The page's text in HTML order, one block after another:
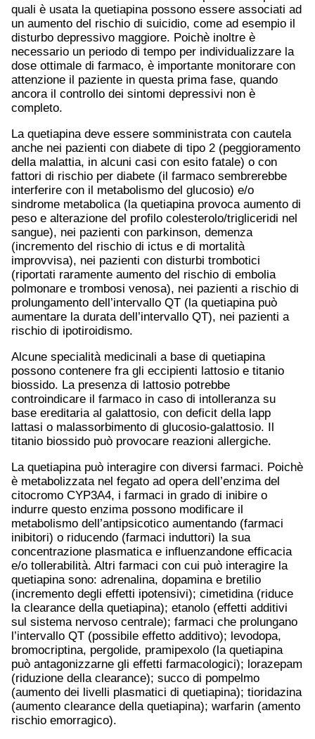
quali è usata la quetiapina possono essere associati ad
un aumento del rischio di suicidio, come ad esempio il
disturbo depressivo maggiore. Poichè inoltre è
necessario un periodo di tempo per individualizzare la
dose ottimale di farmaco, è importante monitorare con
attenzione il paziente in questa prima fase, quando
ancora il controllo dei sintomi depressivi non è
completo.
La quetiapina deve essere somministrata con cautela
anche nei pazienti con diabete di tipo 2 (peggioramento
della malattia, in alcuni casi con esito fatale) o con
fattori di rischio per diabete (il farmaco sembrerebbe
interferire con il metabolismo del glucosio) e/o
sindrome metabolica (la quetiapina provoca aumento di
peso e alterazione del profilo colesterolo/trigliceridi nel
sangue), nei pazienti con parkinson, demenza
(incremento del rischio di ictus e di mortalità
improvvisa), nei pazienti con disturbi trombotici
(riportati raramente aumento del rischio di embolia
polmonare e trombosi venosa), nei pazienti a rischio di
prolungamento dell’intervallo QT (la quetiapina può
aumentare la durata dell’intervallo QT), nei pazienti a
rischio di ipotiroidismo.
Alcune specialità medicinali a base di quetiapina
possono contenere fra gli eccipienti lattosio e titanio
biossido. La presenza di lattosio potrebbe
controindicare il farmaco in caso di intolleranza su
base ereditaria al galattosio, con deficit della lapp
lattasi o malassorbimento di glucosio-galattosio. Il
titanio biossido può provocare reazioni allergiche.
La quetiapina può interagire con diversi farmaci. Poichè
è metabolizzata nel fegato ad opera dell’enzima del
citocromo CYP3A4, i farmaci in grado di inibire o
indurre questo enzima possono modificare il
metabolismo dell’antipsicotico aumentando (farmaci
inibitori) o riducendo (farmaci induttori) la sua
concentrazione plasmatica e influenzandone efficacia
e/o tollerabilità. Altri farmaci con cui può interagire la
quetiapina sono: adrenalina, dopamina e bretilio
(incremento degli effetti ipotensivi); cimetidina (riduce
la clearance della quetiapina); etanolo (effetti additivi
sul sistema nervoso centrale); farmaci che prolungano
l’intervallo QT (possibile effetto additivo); levodopa,
bromocriptina, pergolide, pramipexolo (la quetiapina
può antagonizzarne gli effetti farmacologici); lorazepam
(riduzione della clearance); succo di pompelmo
(aumento dei livelli plasmatici di quetiapina); tioridazina
(aumento clearance della quetiapina); warfarin (amento
rischio emorragico).